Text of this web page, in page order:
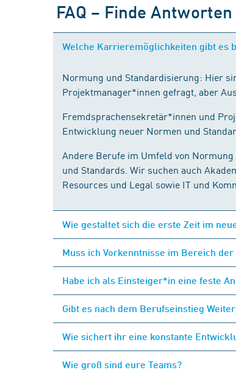
FAQ – Finde
Welche Karrieremöglichkeiten gibt es
Normung und Standardisierung: Hier
Projektmanager*innen gefragt, aber
Fremdsprachensekretär*innen und
Entwicklung neuer Normen und
Andere Berufe im Umfeld von
und Standards. Wir suchen auch
Resources und Legal sowie IT und
Wie gestaltet sich die erste Zeit im
Muss ich Vorkenntnisse im Bereich
Habe ich als Einsteiger*in eine feste
Gibt es nach dem Berufseinstieg
Wie sichert ihr eine konstante
Wie groß sind eure Teams?